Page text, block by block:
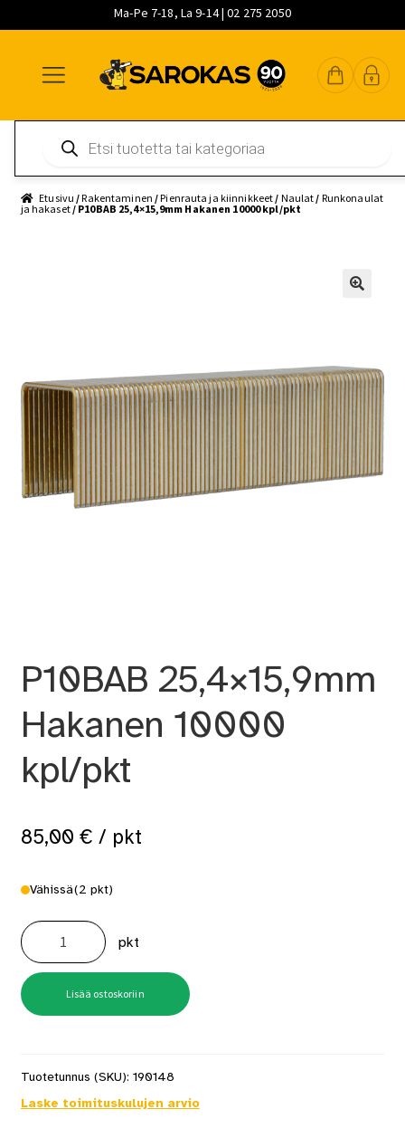
Ma-Pe 7-18, La 9-14 | 02 275 2050
navigointiin
sisältöön
pääsisältöön
search
Etusivu /Rakentaminen /Pienrauta ja kiinnikkeet / Naulat / Runkonaulat
ja hakaset/ P10BAB 25,4×15,9mm Hakanen 10000 kpl/pkt
P10BAB 25,4×15,9mm
Hakanen 10000
kpl/pkt
85,00 € / pkt
Vähissä(2 pkt)
P10BAB
25,4x15,9mm
Hakanen
10000
kpl/pkt
määrä
pkt
Lisää ostoskoriin
Tuotetunnus (SKU): 190148
Laske toimituskulujen arvio